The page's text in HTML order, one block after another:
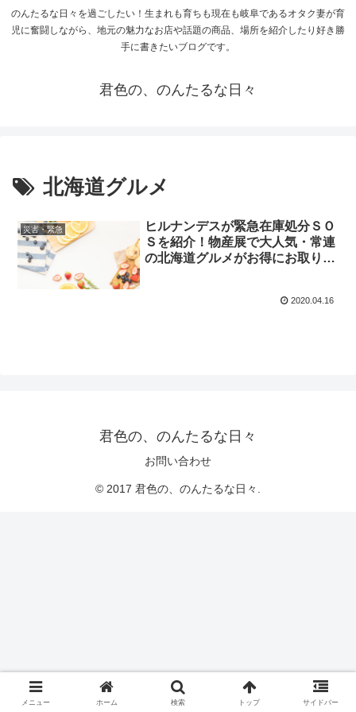
のんたるな日々を過ごしたい！生まれも育ちも現在も岐阜であるオタク妻が育
児に奮闘しながら、地元の魅力なお店や話題の商品、場所を紹介したり好き勝
手に書きたいブログです。
君色の、のんたるな日々
北海道グルメ
災害・緊急
ヒルナンデスが緊急在庫処分ＳＯ
Ｓを紹介！物産展で大人気・常連
の北海道グルメがお得にお取り寄
2020.04.16
君色の、のんたるな日々
お問い合わせ
© 2017 君色の、のんたるな日々.
メニュー ホーム 検索 トップ サイドバー